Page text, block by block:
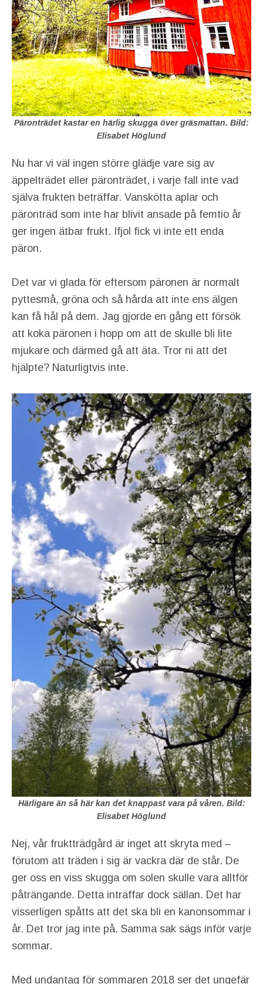
Päronträdet kastar en härlig skugga över gräsmattan. Bild:
Elisabet Höglund
Nu har vi väl ingen större glädje vare sig av
äppelträdet eller päronträdet, i varje fall inte vad
själva frukten beträffar. Vanskötta aplar och
päronträd som inte har blivit ansade på femtio år
ger ingen ätbar frukt. Ifjol fick vi inte ett enda
päron.
Det var vi glada för eftersom päronen är normalt
pyttesmå, gröna och så hårda att inte ens älgen
kan få hål på dem. Jag gjorde en gång ett försök
att koka päronen i hopp om att de skulle bli lite
mjukare och därmed gå att äta. Tror ni att det
hjälpte? Naturligtvis inte.
Härligare än så här kan det knappast vara på våren. Bild:
Elisabet Höglund
Nej, vår fruktträdgård är inget att skryta med –
förutom att träden i sig är vackra där de står. De
ger oss en viss skugga om solen skulle vara alltför
påträngande. Detta inträffar dock sällan. Det har
visserligen spåtts att det ska bli en kanonsommar i
år. Det tror jag inte på. Samma sak sägs inför varje
sommar.
Med undantag för sommaren 2018 ser det ungefär